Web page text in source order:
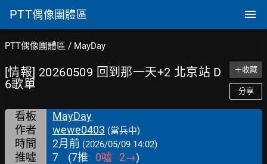
PTT偶像團體區
PTT偶像團體區 / MayDay
[情報] 20260509 回到那一天+2 北京站 D
6歌單
＋收藏
分享
看板
MayDay
作者
wewe0403 (當兵中)
時間 2月前 (2026/05/09 14:02)
推噓 7 (7推 0噓 2→)